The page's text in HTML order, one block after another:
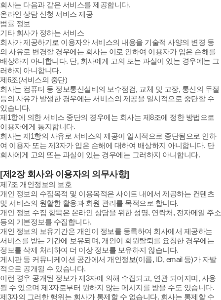
회사는 다음과 같은 서비스를 제공합니다.
온라인 상담 신청 서비스 제공
법률 정보
기타 회사가 정하는 서비스
회사가 제공하기로 이용자와 서비스의 내용을 기술적 사양의 변경 등
의 사유로 변경할 경우에는 회사는 이로 인하여 이용자가 입은 손해를
배상하지 아니합니다. 단, 회사에게 고의 또는 과실이 있는 경우에는 그
러하지 아니합니다.
제6조(서비스의 중단)
회사는 컴퓨터 등 정보통신설비의 보수점검, 교체 및 고장, 통신의 두절
등의 사유가 발생한 경우에는 서비스의 제공을 일시적으로 중단할 수
있습니다.
제1항에 의한 서비스 중단의 경우에는 회사는 제8조에 정한 방법으로
이용자에게 통지합니다.
회사는 제1항의 사유로 서비스의 제공이 일시적으로 중단됨으로 인하
여 이용자 또는 제3자가 입은 손해에 대하여 배상하지 아니합니다. 단
회사에게 고의 또는 과실이 있는 경우에는 그러하지 아니합니다.
[제2장 회사와 이용자의 의무사항]
제7조 개인정보의 보호
개인 정보의 수집목적 및 이용목적은 사이트 내에서 제공하는 컨텐츠
및 서비스의 원활한 활용과 회원 관리를 목적으로 합니다.
개인 정보 수집 항목은 온라인 상담을 위한 성명, 연락처, 전자메일 주소
등의 기본정보를 수집합니다.
개인 정보의 보유기간은 개인이 정보를 등록하여 회사에서 제공하는
서비스를 받는 기간에 보유되며, 개인이 회원탈퇴를 요청한 경우에는
정보를 삭제 처리하여 더 이상 정보를 보유하지 않습니다.
게시판 등 커뮤니케이션 공간에서 개인정보(이름, ID, email 등)가 자발
적으로 공개될 수 있습니다.
이런 경우 공개된 정보가 제3자에 의해 수집되고, 연관 되어지며, 사용
될 수 있으며 제3자로부터 원하지 않는 메시지를 받을 수도 있습니다.
제3자의 그러한 행위는 회사가 통제할 수 없습니다. 회사는 통제할 수